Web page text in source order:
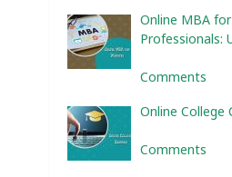
Online MBA
Professionals:
Comments
Online College
Comments